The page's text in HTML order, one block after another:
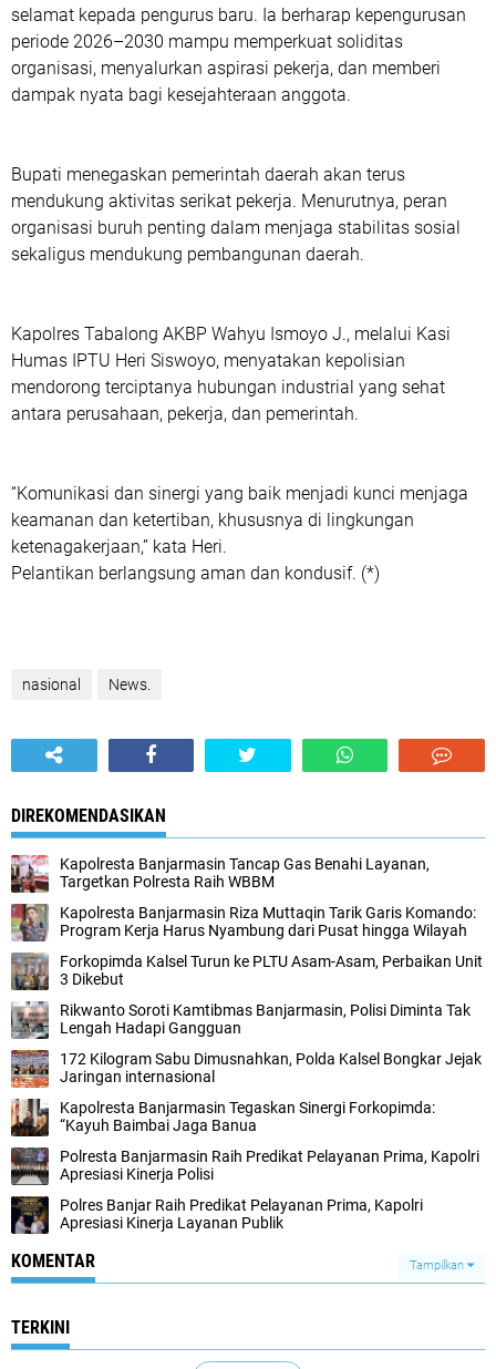
selamat kepada pengurus baru. Ia berharap kepengurusan
periode 2026–2030 mampu memperkuat soliditas
organisasi, menyalurkan aspirasi pekerja, dan memberi
dampak nyata bagi kesejahteraan anggota.
Bupati menegaskan pemerintah daerah akan terus
mendukung aktivitas serikat pekerja. Menurutnya, peran
organisasi buruh penting dalam menjaga stabilitas sosial
sekaligus mendukung pembangunan daerah.
Kapolres Tabalong AKBP Wahyu Ismoyo J., melalui Kasi
Humas IPTU Heri Siswoyo, menyatakan kepolisian
mendorong terciptanya hubungan industrial yang sehat
antara perusahaan, pekerja, dan pemerintah.
“Komunikasi dan sinergi yang baik menjadi kunci menjaga
keamanan dan ketertiban, khususnya di lingkungan
ketenagakerjaan,” kata Heri.
Pelantikan berlangsung aman dan kondusif. (*)
nasional News.
DIREKOMENDASIKAN
Kapolresta Banjarmasin Tancap Gas Benahi Layanan,
Targetkan Polresta Raih WBBM
Kapolresta Banjarmasin Riza Muttaqin Tarik Garis Komando:
Program Kerja Harus Nyambung dari Pusat hingga Wilayah
Forkopimda Kalsel Turun ke PLTU Asam-Asam, Perbaikan Unit
3 Dikebut
Rikwanto Soroti Kamtibmas Banjarmasin, Polisi Diminta Tak
Lengah Hadapi Gangguan
172 Kilogram Sabu Dimusnahkan, Polda Kalsel Bongkar Jejak
Jaringan internasional
Kapolresta Banjarmasin Tegaskan Sinergi Forkopimda:
“Kayuh Baimbai Jaga Banua
Polresta Banjarmasin Raih Predikat Pelayanan Prima, Kapolri
Apresiasi Kinerja Polisi
Polres Banjar Raih Predikat Pelayanan Prima, Kapolri
Apresiasi Kinerja Layanan Publik
KOMENTAR Tampilkan
TERKINI